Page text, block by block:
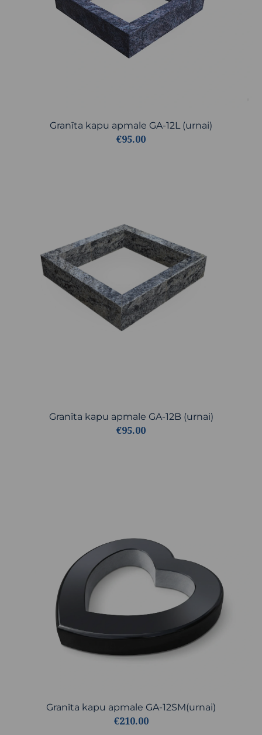
Granīta kapu apmale GA-12L (urnai)
€95.00
Granīta kapu apmale GA-12B (urnai)
€95.00
Granīta kapu apmale GA-12SM(urnai)
€210.00